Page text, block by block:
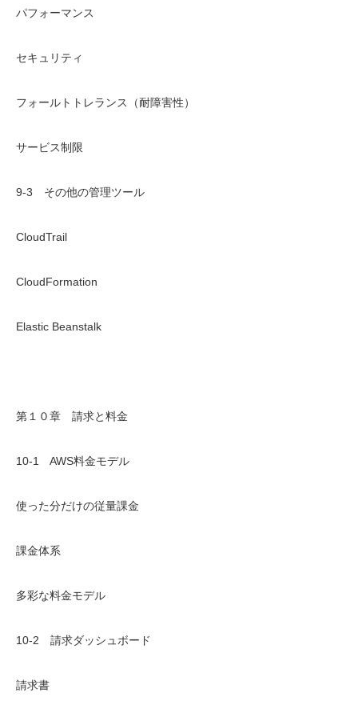
パフォーマンス
セキュリティ
フォールトトレランス（耐障害性）
サービス制限
9-3 その他の管理ツール
CloudTrail
CloudFormation
Elastic Beanstalk
第１０章 請求と料金
10-1 AWS料金モデル
使った分だけの従量課金
課金体系
多彩な料金モデル
10-2 請求ダッシュボード
請求書